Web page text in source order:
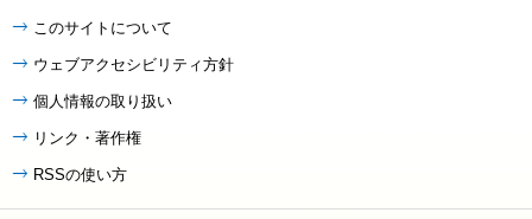
このサイトについて
ウェブアクセシビリティ方針
個人情報の取り扱い
リンク・著作権
RSSの使い方